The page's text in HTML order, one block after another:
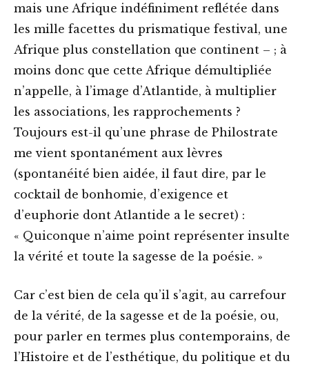
mais une Afrique indéfiniment reflétée dans
les mille facettes du prismatique festival, une
Afrique plus constellation que continent – ; à
moins donc que cette Afrique démultipliée
n’appelle, à l’image d’Atlantide, à multiplier
les associations, les rapprochements ?
Toujours est-il qu’une phrase de Philostrate
me vient spontanément aux lèvres
(spontanéité bien aidée, il faut dire, par le
cocktail de bonhomie, d’exigence et
d’euphorie dont Atlantide a le secret) :
« Quiconque n’aime point représenter insulte
la vérité et toute la sagesse de la poésie. »
Car c’est bien de cela qu’il s’agit, au carrefour
de la vérité, de la sagesse et de la poésie, ou,
pour parler en termes plus contemporains, de
l’Histoire et de l’esthétique, du politique et du